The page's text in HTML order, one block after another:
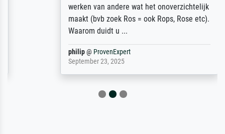
werken van andere wat het onoverzichtelijk
maakt (bvb zoek Ros = ook Rops, Rose etc).
Waarom duidt u ...
ProvenExpert
September 23, 2025